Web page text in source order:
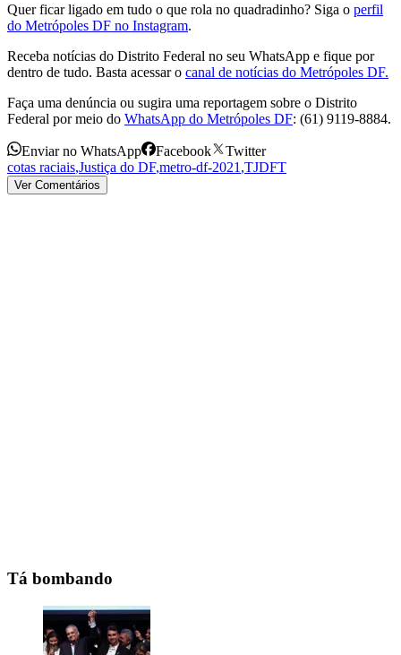
Quer ficar ligado em tudo o que rola no quadradinho? Siga o perfil
do Metrópoles DF no Instagram.
Receba notícias do Distrito Federal no seu WhatsApp e fique por
dentro de tudo. Basta acessar o canal de notícias do Metrópoles DF.
Faça uma denúncia ou sugira uma reportagem sobre o Distrito
Federal por meio do WhatsApp do Metrópoles DF: (61) 9119-8884.
Enviar no WhatsApp Facebook
Twitter
cotas raciais,Justiça do DF,metro-df-2021 ,TJDFT
Ver Comentários
Tá bombando